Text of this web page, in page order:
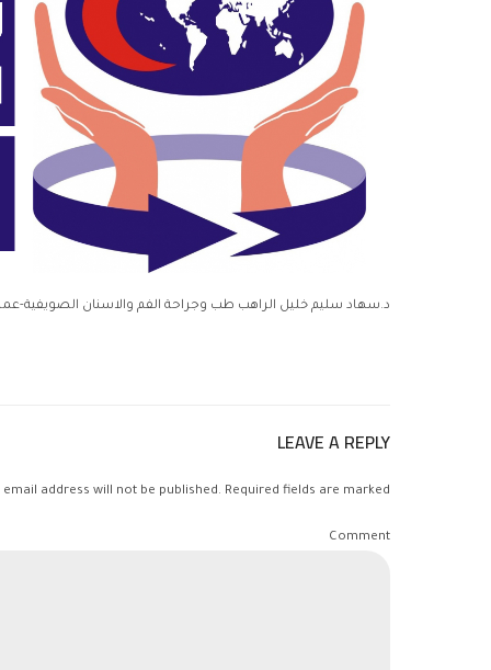
د.سهاد سليم خليل الراهب طب وجراحة الفم والاسنان الصويفية-عمارة 7
LEAVE A REPLY
email address will not be published. Required fields are marked *
Comment